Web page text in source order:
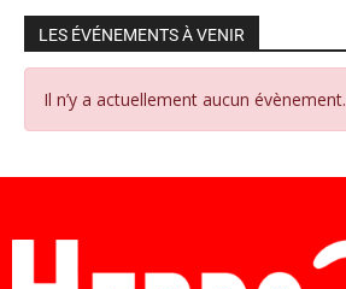
LES ÉVÉNEMENTS À VENIR
Il n’y a actuellement aucun évènement.